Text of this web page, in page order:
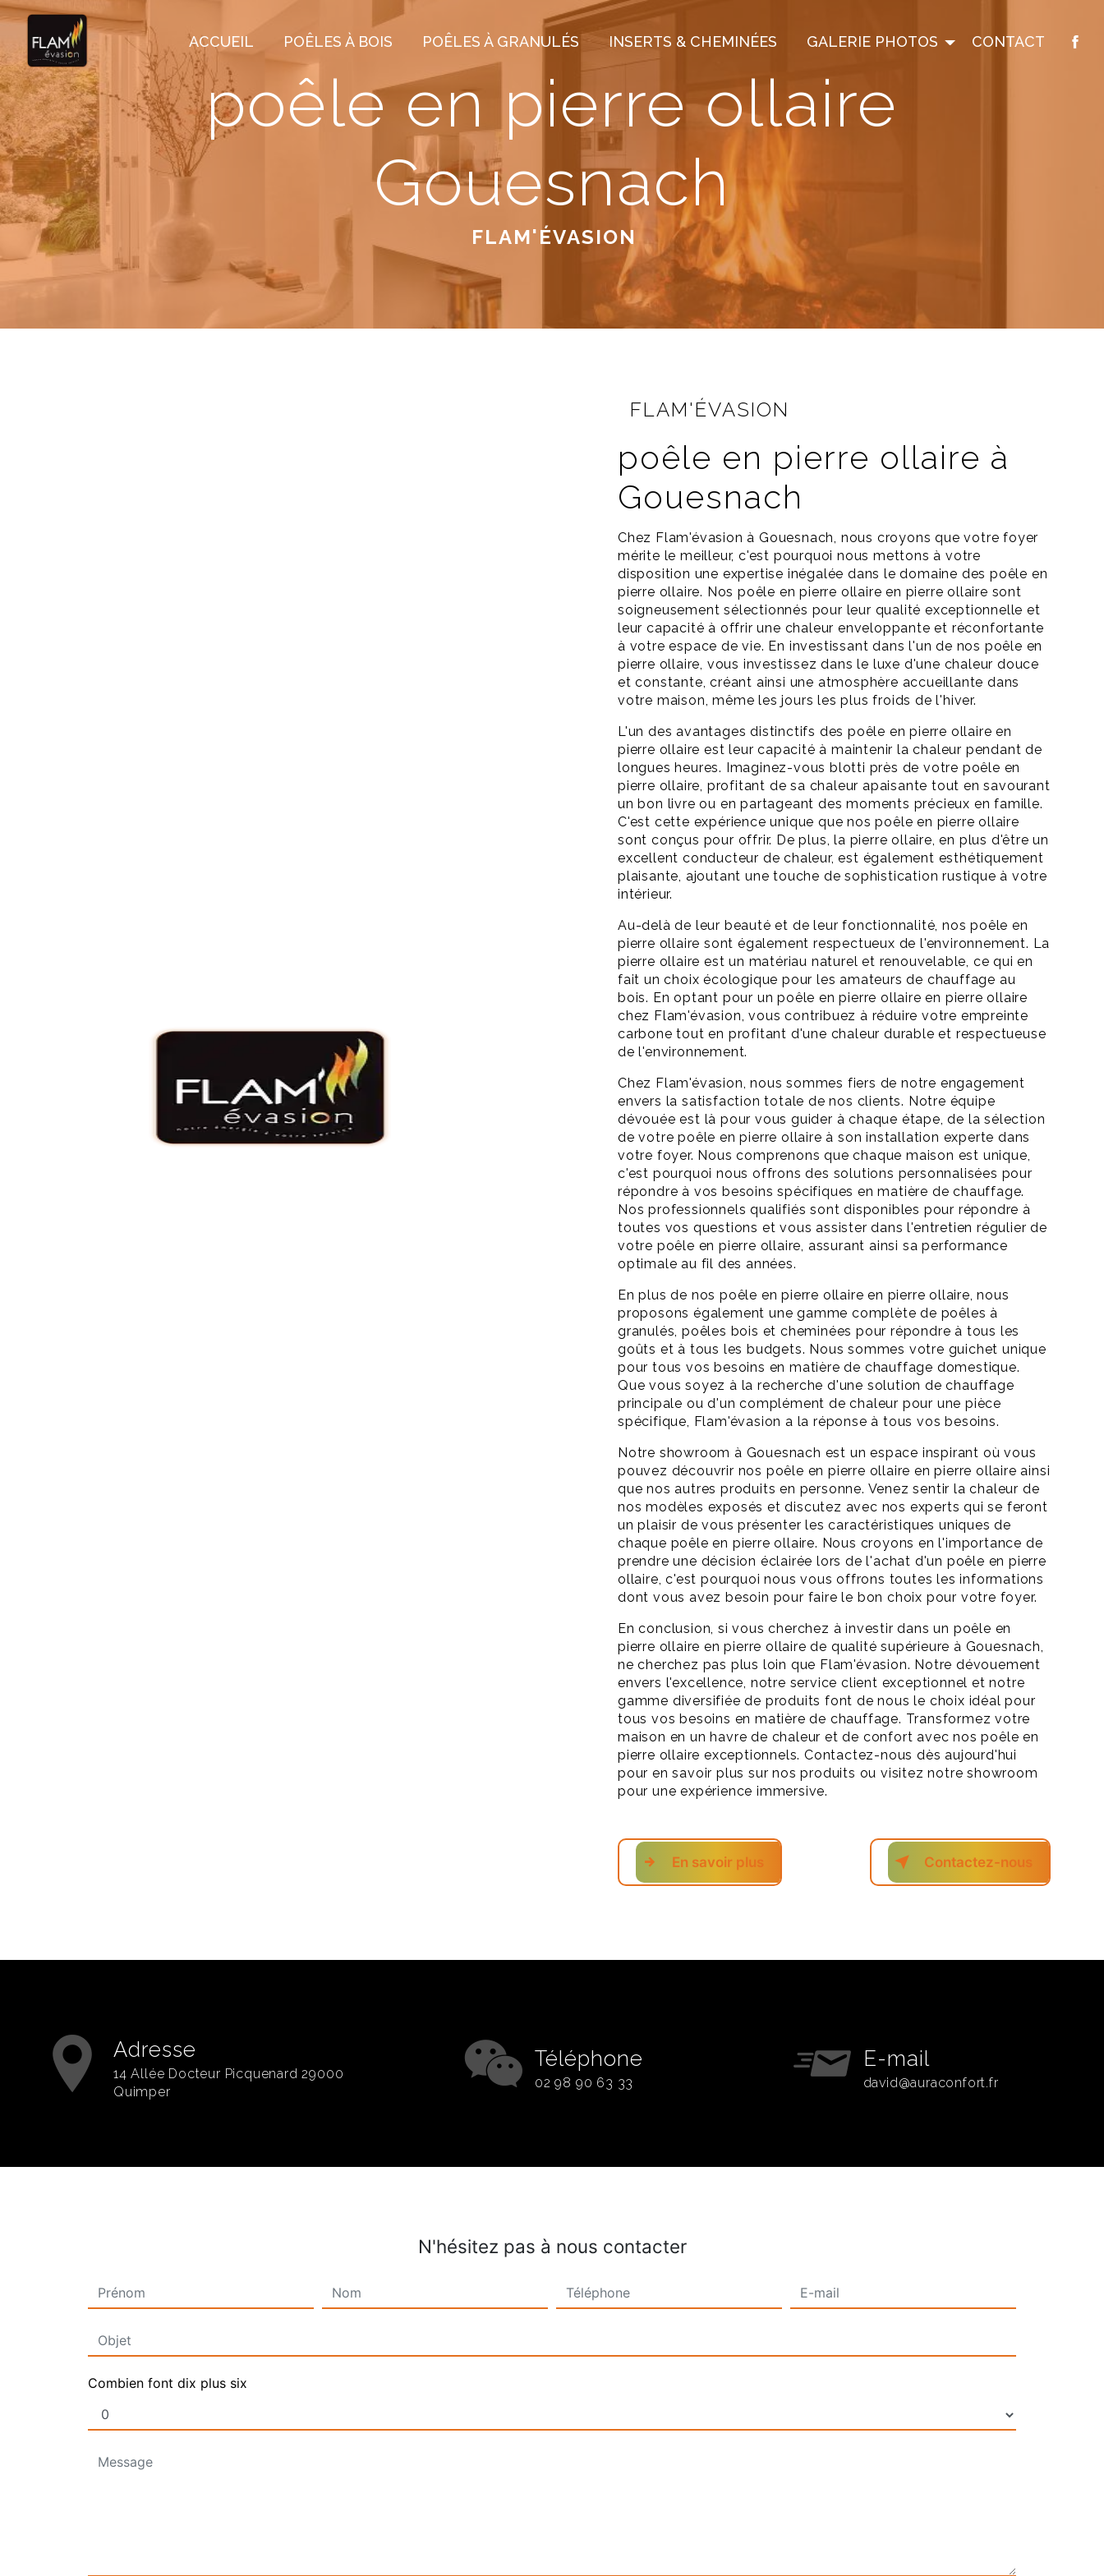
ACCUEIL POÊLES À BOIS POÊLES À GRANULÉS INSERTS & CHEMINÉES GALERIE PHOTOS CONTACT
poêle en pierre ollaire
Gouesnach
FLAM'ÉVASION
FLAM'ÉVASION
poêle en pierre ollaire à
Gouesnach
Chez Flam'évasion à Gouesnach, nous croyons que votre foyer
mérite le meilleur, c'est pourquoi nous mettons à votre
disposition une expertise inégalée dans le domaine des poêle en
pierre ollaire. Nos poêle en pierre ollaire en pierre ollaire sont
soigneusement sélectionnés pour leur qualité exceptionnelle et
leur capacité à offrir une chaleur enveloppante et réconfortante
à votre espace de vie. En investissant dans l'un de nos poêle en
pierre ollaire, vous investissez dans le luxe d'une chaleur douce
et constante, créant ainsi une atmosphère accueillante dans
votre maison, même les jours les plus froids de l'hiver.
L'un des avantages distinctifs des poêle en pierre ollaire en
pierre ollaire est leur capacité à maintenir la chaleur pendant de
longues heures. Imaginez-vous blotti près de votre poêle en
pierre ollaire, profitant de sa chaleur apaisante tout en savourant
un bon livre ou en partageant des moments précieux en famille.
C'est cette expérience unique que nos poêle en pierre ollaire
sont conçus pour offrir. De plus, la pierre ollaire, en plus d'être un
excellent conducteur de chaleur, est également esthétiquement
plaisante, ajoutant une touche de sophistication rustique à votre
intérieur.
Au-delà de leur beauté et de leur fonctionnalité, nos poêle en
pierre ollaire sont également respectueux de l'environnement. La
pierre ollaire est un matériau naturel et renouvelable, ce qui en
fait un choix écologique pour les amateurs de chauffage au
bois. En optant pour un poêle en pierre ollaire en pierre ollaire
chez Flam'évasion, vous contribuez à réduire votre empreinte
carbone tout en profitant d'une chaleur durable et respectueuse
de l'environnement.
Chez Flam'évasion, nous sommes fiers de notre engagement
envers la satisfaction totale de nos clients. Notre équipe
dévouée est là pour vous guider à chaque étape, de la sélection
de votre poêle en pierre ollaire à son installation experte dans
votre foyer. Nous comprenons que chaque maison est unique,
c'est pourquoi nous offrons des solutions personnalisées pour
répondre à vos besoins spécifiques en matière de chauffage.
Nos professionnels qualifiés sont disponibles pour répondre à
toutes vos questions et vous assister dans l'entretien régulier de
votre poêle en pierre ollaire, assurant ainsi sa performance
optimale au fil des années.
En plus de nos poêle en pierre ollaire en pierre ollaire, nous
proposons également une gamme complète de poêles à
granulés, poêles bois et cheminées pour répondre à tous les
goûts et à tous les budgets. Nous sommes votre guichet unique
pour tous vos besoins en matière de chauffage domestique.
Que vous soyez à la recherche d'une solution de chauffage
principale ou d'un complément de chaleur pour une pièce
spécifique, Flam'évasion a la réponse à tous vos besoins.
Notre showroom à Gouesnach est un espace inspirant où vous
pouvez découvrir nos poêle en pierre ollaire en pierre ollaire ainsi
que nos autres produits en personne. Venez sentir la chaleur de
nos modèles exposés et discutez avec nos experts qui se feront
un plaisir de vous présenter les caractéristiques uniques de
chaque poêle en pierre ollaire. Nous croyons en l'importance de
prendre une décision éclairée lors de l'achat d'un poêle en pierre
ollaire, c'est pourquoi nous vous offrons toutes les informations
dont vous avez besoin pour faire le bon choix pour votre foyer.
En conclusion, si vous cherchez à investir dans un poêle en
pierre ollaire en pierre ollaire de qualité supérieure à Gouesnach,
ne cherchez pas plus loin que Flam'évasion. Notre dévouement
envers l'excellence, notre service client exceptionnel et notre
gamme diversifiée de produits font de nous le choix idéal pour
tous vos besoins en matière de chauffage. Transformez votre
maison en un havre de chaleur et de confort avec nos poêle en
pierre ollaire exceptionnels. Contactez-nous dès aujourd'hui
pour en savoir plus sur nos produits ou visitez notre showroom
pour une expérience immersive.
En savoir plus Contactez-nous
Adresse
14 Allée Docteur Picquenard 29000
Quimper
Téléphone
02 98 90 63 33
E-mail
david@auraconfort.fr
N'hésitez pas à nous contacter
Combien font dix plus six
Panneau de gestion des cookies